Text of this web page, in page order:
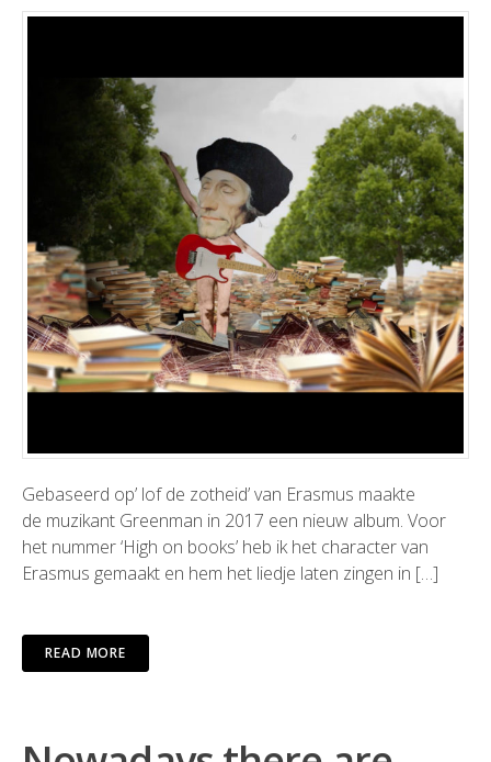
Gebaseerd op’ lof de zotheid’ van Erasmus maakte
de muzikant Greenman in 2017 een nieuw album. Voor
het nummer ‘High on books’ heb ik het character van
Erasmus gemaakt en hem het liedje laten zingen in […]
READ MORE